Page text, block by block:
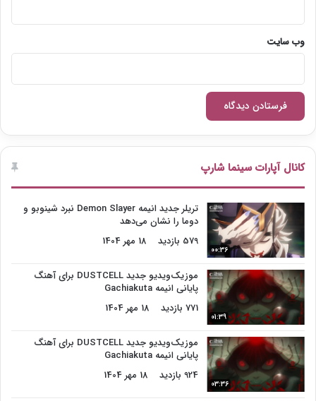
وب‌ سایت
کانال آپارات سینما شارپ
00:36
تریلر جدید انیمه Demon Slayer نبرد شینوبو و
دوما را نشان می‌دهد
579 بازدید
18 مهر 1404
01:39
موزیک‌ویدیو جدید DUSTCELL برای آهنگ
پایانی انیمه Gachiakuta
771 بازدید
18 مهر 1404
03:36
موزیک‌ویدیو جدید DUSTCELL برای آهنگ
پایانی انیمه Gachiakuta
924 بازدید
18 مهر 1404